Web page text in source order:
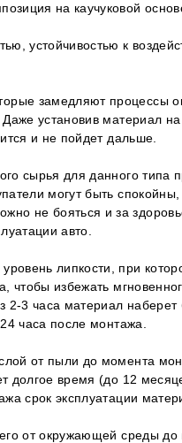
на каучуковой
устойчивостью к
замедляют процессы
установив материал на
и не пойдет дальше.
сырья для данного типа
могут быть спокойны,
не бояться и за
авто.
липкости, при
чтобы избежать
2-3 часа материал
часа после монтажа.
от пыли до момента
долгое время (до 12
срок эксплуатации
от окружающей среды до